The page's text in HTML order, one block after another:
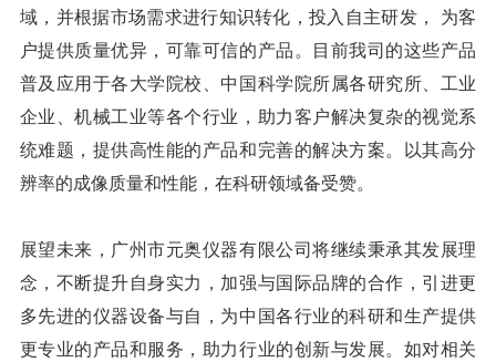
域，并根据市场需求进行知识转化，投入自主研发， 为客
户提供质量优异，可靠可信的产品。目前我司的这些产品
普及应用于各大学院校、中国科学院所属各研究所、工业
企业、机械工业等各个行业，助力客户解决复杂的视觉系
统难题，提供高性能的产品和完善的解决方案。以其高分
辨率的成像质量和性能，在科研领域备受赞。
展望未来，广州市元奥仪器有限公司将继续秉承其发展理
念，不断提升自身实力，加强与国际品牌的合作，引进更
多先进的仪器设备与自，为中国各行业的科研和生产提供
更专业的产品和服务，助力行业的创新与发展。如对相关